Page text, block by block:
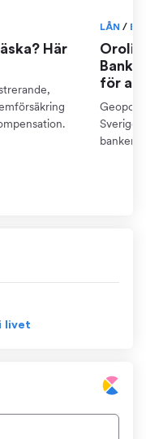
Här
LÅN/
Orolig
för
Sverige.
livet